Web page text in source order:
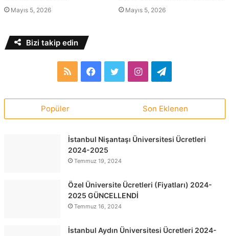
Mayıs 5, 2026 Mayıs 5, 2026
Bizi takip edin
RSS Facebook
TwitterInstagramTelegram
Popüler Son Eklenen
İstanbul Nişantaşı Üniversitesi Ücretleri
2024-2025
Temmuz 19, 2024
Özel Üniversite Ücretleri (Fiyatları) 2024-
2025 GÜNCELLENDİ
Temmuz 16, 2024
İstanbul Aydın Üniversitesi Ücretleri 2024-